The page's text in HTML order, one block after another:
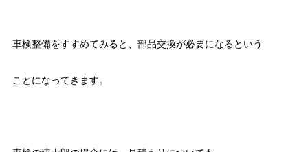
車検整備をすすめてみると、部品交換が必要になるという
ことになってきます。